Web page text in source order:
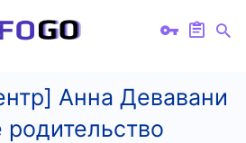
Анна Девавани